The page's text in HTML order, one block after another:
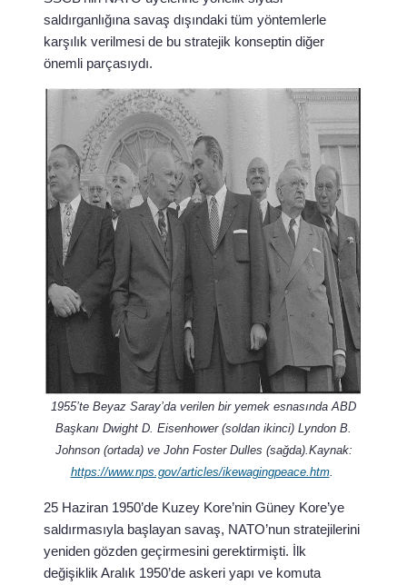
saldırganlığına savaş dışındaki tüm yöntemlerle
karşılık verilmesi de bu stratejik konseptin diğer
önemli parçasıydı.
1955’te Beyaz Saray’da verilen bir yemek esnasında ABD
Başkanı Dwight D. Eisenhower (soldan ikinci) Lyndon B.
Johnson (ortada) ve John Foster Dulles (sağda).Kaynak:
https://www.nps.gov/articles/ikewagingpeace.htm.
25 Haziran 1950’de Kuzey Kore’nin Güney Kore’ye
saldırmasıyla başlayan savaş, NATO’nun stratejilerini
yeniden gözden geçirmesini gerektirmişti. İlk
değişiklik Aralık 1950’de askeri yapı ve komuta